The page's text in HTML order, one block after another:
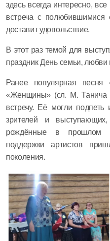
здесь всегда интересно,
встреча с полюбившимися
доставит удовольствие.
В этот раз темой для
праздник День семьи, любви
Ранее популярная
«Женщины» (сл. М. Танича
встречу. Её могли подпеть
зрителей и
рождённые в прошлом
поддержки артистов
поколения.